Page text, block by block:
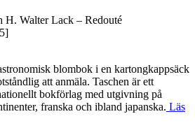
H. Walter Lack – Redouté
blombok i en kartongkappsäck
att anmäla. Taschen är ett
bokförlag med utgivning på
franska och ibland japanska. Läs